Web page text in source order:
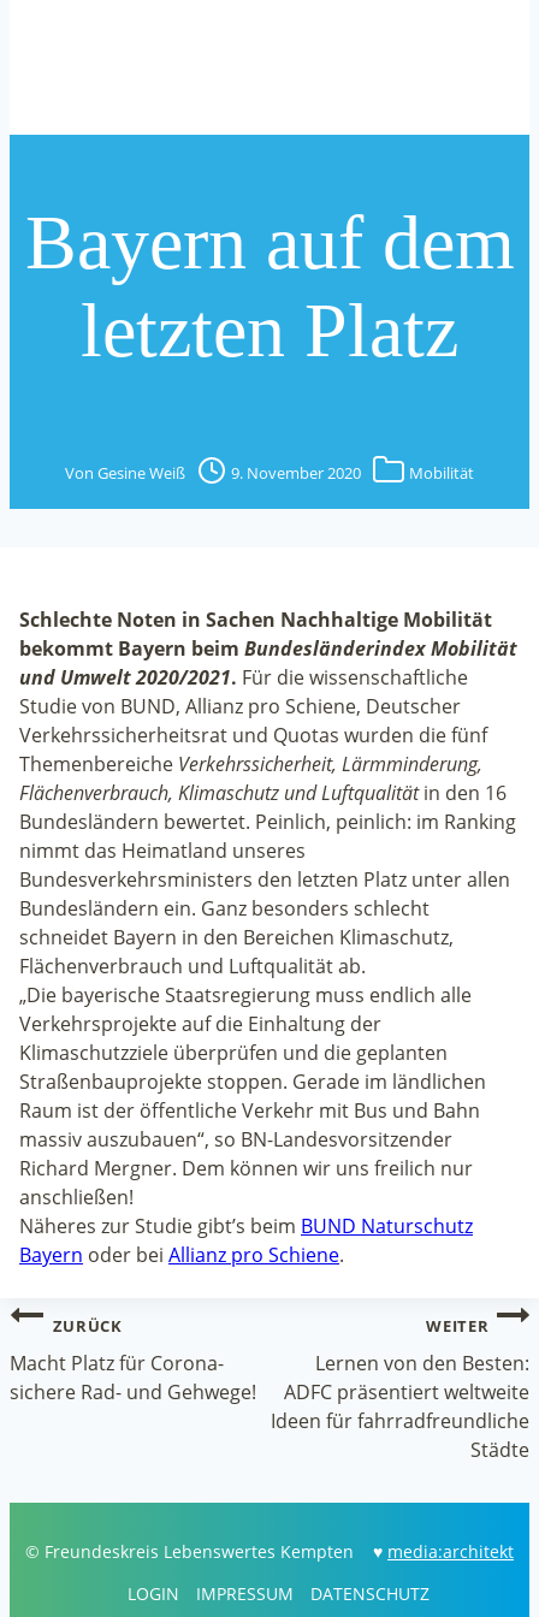
Bayern auf dem
letzten Platz
Von Gesine Weiß 9. November 2020 Mobilität
Schlechte Noten in Sachen Nachhaltige Mobilität
bekommt Bayern beim Bundesländerindex Mobilität
und Umwelt2020/2021. Für die wissenschaftliche
Studie von BUND, Allianz pro Schiene, Deutscher
Verkehrssicherheitsrat und Quotas wurden die fünf
Themenbereiche Verkehrssicherheit, Lärmminderung,
Flächenverbrauch, Klimaschutz und Luftqualitätin den 16
Bundesländern bewertet. Peinlich, peinlich: im Ranking
nimmt das Heimatland unseres
Bundesverkehrsministers den letzten Platz unter allen
Bundesländern ein. Ganz besonders schlecht
schneidet Bayern in den Bereichen Klimaschutz,
Flächenverbrauch und Luftqualität ab.
„Die bayerische Staatsregierung muss endlich alle
Verkehrsprojekte auf die Einhaltung der
Klimaschutzziele überprüfen und die geplanten
Straßenbauprojekte stoppen. Gerade im ländlichen
Raum ist der öffentliche Verkehr mit Bus und Bahn
massiv auszubauen“, so BN-Landesvorsitzender
Richard Mergner. Dem können wir uns freilich nur
anschließen!
Näheres zur Studie gibt’s beim BUND Naturschutz
Bayern oder bei Allianz pro Schiene.
Beitragsnavigation
ZURÜCK
Macht Platz für Corona-
sichere Rad- und Gehwege!
WEITER
Lernen von den Besten:
ADFC präsentiert weltweite
Ideen für fahrradfreundliche
Städte
© Freundeskreis Lebenswertes Kempten ♥ media:architekt
LOGIN
IMPRESSUM DATENSCHUTZ